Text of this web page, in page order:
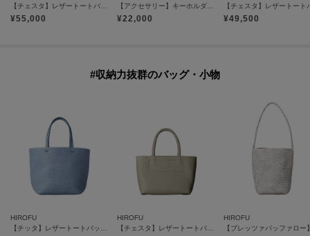
¥55,000 ¥22,000 ¥49,500
#収納力抜群のバッグ・小物
HIROFU
【チッタ】レザートートバッグ S 本革（商品番号：P25‐35550）
HIROFU
【チェスタ】レザートートバッグ S 本革 （商品番号：P25－30530）
HIROFU